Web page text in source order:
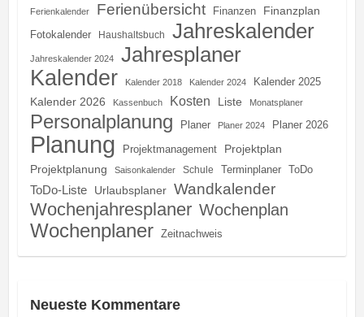
Ferienkalender Ferienübersicht Finanzen Finanzplan
Fotokalender Haushaltsbuch Jahreskalender
Jahreskalender 2024 Jahresplaner
Kalender Kalender 2018 Kalender 2024 Kalender 2025
Kalender 2026 Kassenbuch Kosten Liste Monatsplaner
Personalplanung Planer Planer 2024 Planer 2026
Planung Projektmanagement
Projektplan
Projektplanung
Saisonkalender Schule Terminplaner ToDo
ToDo-Liste Urlaubsplaner Wandkalender
Wochenjahresplaner Wochenplan
Wochenplaner Zeitnachweis
Neueste Kommentare